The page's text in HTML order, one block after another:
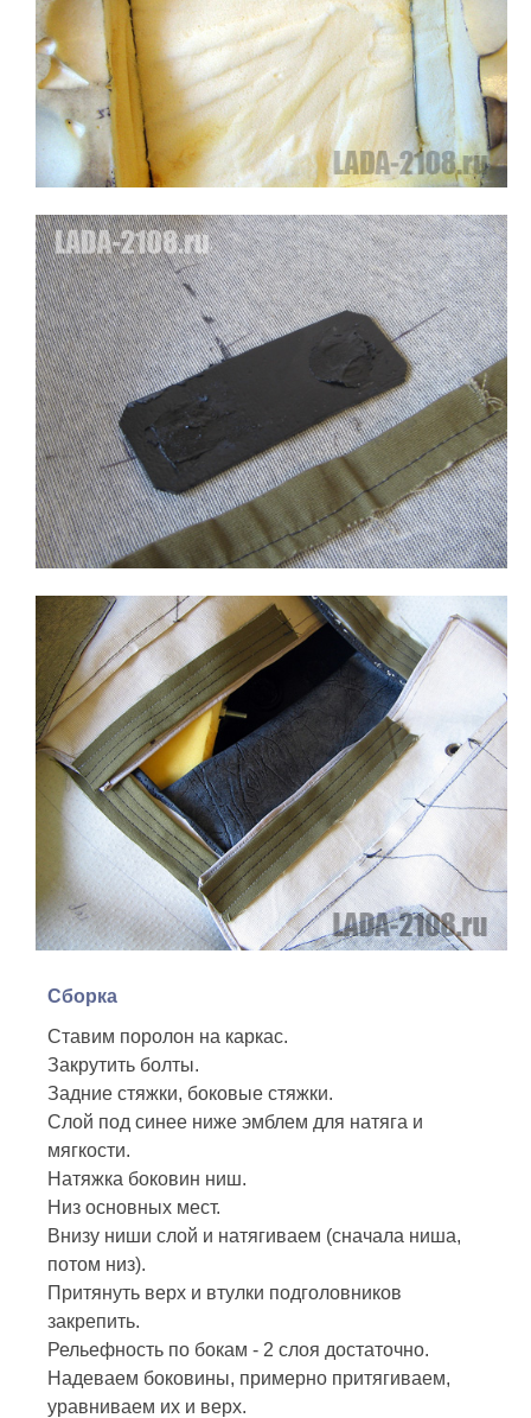
Сборка
Ставим поролон на каркас.
Закрутить болты.
Задние стяжки, боковые стяжки.
Слой под синее ниже эмблем для натяга и
мягкости.
Натяжка боковин ниш.
Низ основных мест.
Внизу ниши слой и натягиваем (сначала ниша,
потом низ).
Притянуть верх и втулки подголовников
закрепить.
Рельефность по бокам - 2 слоя достаточно.
Надеваем боковины, примерно притягиваем,
уравниваем их и верх.